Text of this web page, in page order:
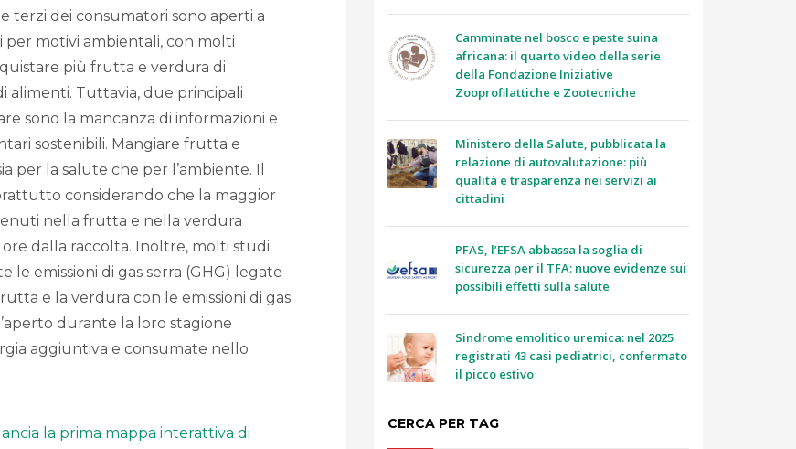
terzi dei consumatori sono aperti a
motivi ambientali, con molti
più frutta e verdura di
alimenti. Tuttavia, due principali
sono la mancanza di informazioni e
sostenibili. Mangiare frutta e
per la salute che per l’ambiente. Il
considerando che la maggior
nella frutta e nella verdura
dalla raccolta. Inoltre, molti studi
emissioni di gas serra (GHG) legate
e la verdura con le emissioni di gas
durante la loro stagione
aggiuntiva e consumate nello
la prima mappa interattiva di
Camminate nel bosco e peste suina
africana: il quarto video della serie
della Fondazione Iniziative
Zooprofilattiche e Zootecniche
Ministero della Salute, pubblicata la
relazione di autovalutazione: più
qualità e trasparenza nei servizi ai
cittadini
PFAS, l’EFSA abbassa la soglia di
sicurezza per il TFA: nuove evidenze sui
possibili effetti sulla salute
Sindrome emolitico uremica: nel 2025
registrati 43 casi pediatrici, confermato
il picco estivo
CERCA PER TAG